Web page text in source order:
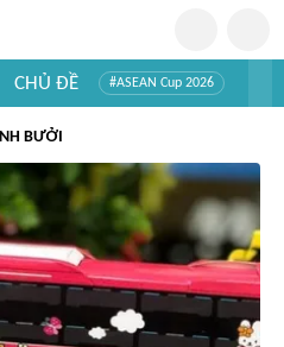
CHỦ ĐỀ #ASEAN Cup 2026
BƯỞI